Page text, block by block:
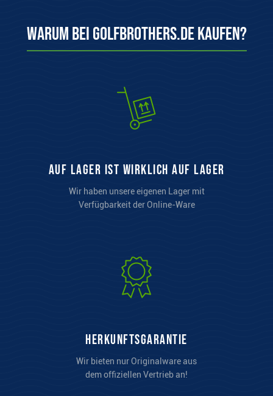
Warum bei Golfbrothers.de kaufen?
auf Lager ist wirklich auf Lager
Wir haben unsere eigenen Lager mit
Verfügbarkeit der Online-Ware
Herkunftsgarantie
Wir bieten nur Originalware aus
dem offiziellen Vertrieb an!